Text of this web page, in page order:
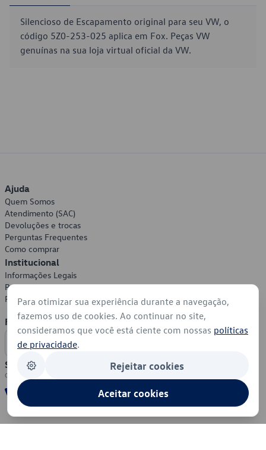
Silencioso de Escapamento original para seu VW, o
código 5Z0-253-025 aplica em Fox. Peças VW
genuínas na sua loja virtual oficial da VW.
Ajuda
Quem Somos
Atendimento (SAC)
Devoluções e trocas
Perguntas Frequentes
Como comprar
Institucional
Informações Legais
Política de Privacidade
Política de Cookies
Formas de Pagamento
Segurança
Para otimizar sua experiência durante a navegação,
fazemos uso de cookies. Ao continuar no site,
consideramos que você está ciente com nossas políticas
de privacidade.
Rejeitar cookies
Aceitar cookies